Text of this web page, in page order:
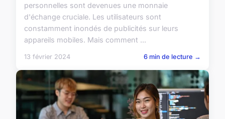
personnelles sont devenues une monnaie
d'échange cruciale. Les utilisateurs sont
constamment inondés de publicités sur leurs
appareils mobiles. Mais comment ...
13 février 2024 6 min de lecture →